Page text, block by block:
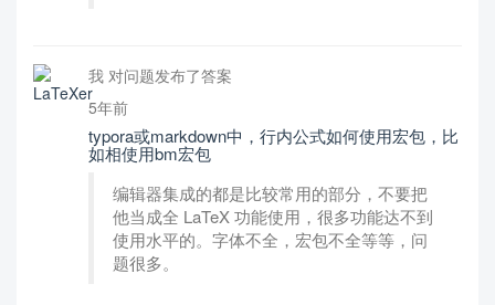
我 对问题发布了答案
5年前
typora或markdown中，行内公式如何使用宏包，比
如相使用bm宏包
编辑器集成的都是比较常用的部分，不要把
他当成全 LaTeX 功能使用，很多功能达不到
使用水平的。字体不全，宏包不全等等，问
题很多。